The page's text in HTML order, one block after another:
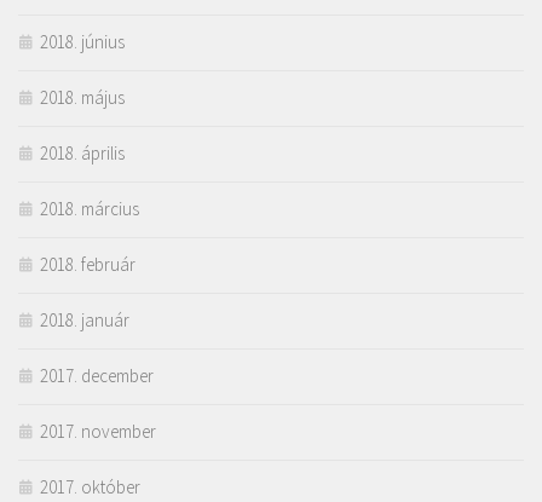
2018. június
2018. május
2018. április
2018. március
2018. február
2018. január
2017. december
2017. november
2017. október